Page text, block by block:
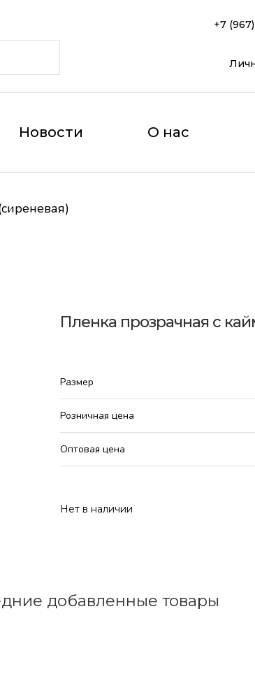
+7
Новости О нас
Пленка прозрачная с
Размер
Розничная цена
Оптовая цена
Нет в наличии
добавленные товары